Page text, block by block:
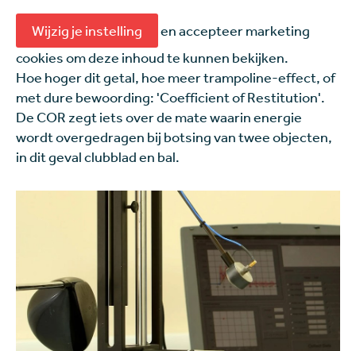
Wijzig je instelling
en accepteer marketing
cookies om deze inhoud te kunnen bekijken.
Hoe hoger dit getal, hoe meer trampoline-effect, of
met dure bewoording: 'Coefficient of Restitution'.
De COR zegt iets over de mate waarin energie
wordt overgedragen bij botsing van twee objecten,
in dit geval clubblad en bal.